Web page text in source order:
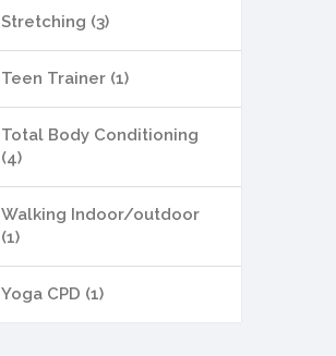
Stretching (3)
Teen Trainer (1)
Total Body Conditioning
(4)
Walking Indoor/outdoor
(1)
Yoga CPD (1)